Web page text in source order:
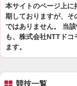
本サイトのページ上に
期しておりますが、そ
ではありません。 当
も、株式会社NTTド
ます。
競技一覧